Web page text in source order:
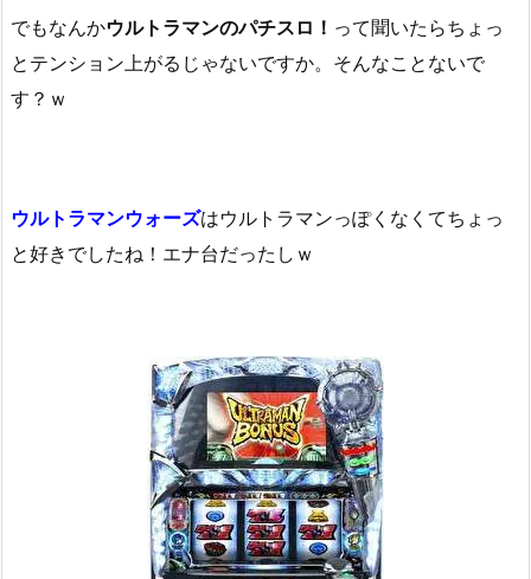
でもなんかウルトラマンのパチスロ！ って聞いたらちょっ
とテンション上がるじゃないですか。そんなことないで
す？ｗ
ウルトラマンウォーズはウルトラマンっぽくなくてちょっ
と好きでしたね！エナ台だったしｗ